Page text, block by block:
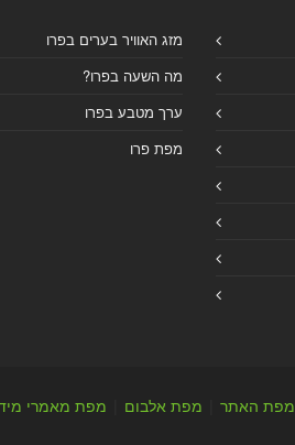
מזג האוויר בערים בפרו
מה השעה בפרו?
ערך מטבע בפרו
מפת פרו
מפת האתר מפת אלבום
מפת מאמרי